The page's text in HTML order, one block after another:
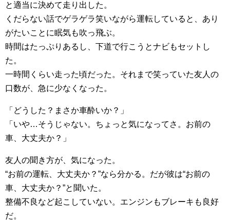
と適当に決めて走り出した。
くだらない話でゲラゲラ笑いながら運転していると、あり
がたいことに眠気も吹っ飛ぶ。
時間はたっぷりあるし、下道で行こうとナビもセットし
た。
一時間くらい走った頃だった。それまで笑っていた友人の
口数が、急に少なくなった。
「どうした？まさか車酔いか？」
「いや…そうじゃない。ちょっと気になってさ。お前の
車、大丈夫か？」
友人の聞き方が、気になった。
“お前の運転、大丈夫か？”なら分かる。だが彼は“お前の
車、大丈夫か？”と聞いた。
整備不良など起こしていない。エンジンもブレーキも良好
だ。